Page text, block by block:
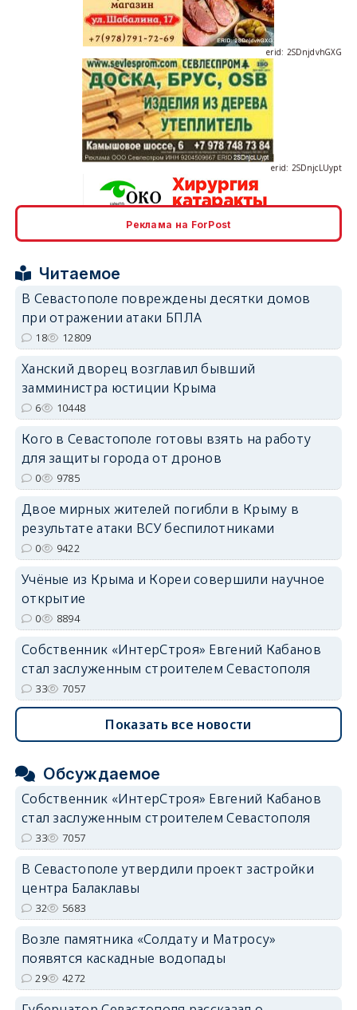
erid: 2SDnjdvhGXG
erid: 2SDnjcrDNw6
Реклама на ForPost
Читаемое
В Севастополе повреждены десятки домов
при отражении атаки БПЛА
18 12809
Ханский дворец возглавил бывший
замминистра юстиции Крыма
6 10448
Кого в Севастополе готовы взять на работу
для защиты города от дронов
0 9785
Двое мирных жителей погибли в Крыму в
результате атаки ВСУ беспилотниками
0 9422
Учёные из Крыма и Кореи совершили научное
открытие
0 8894
Собственник «ИнтерСтроя» Евгений Кабанов
стал заслуженным строителем Севастополя
33 7057
Показать все новости
Обсуждаемое
Собственник «ИнтерСтроя» Евгений Кабанов
стал заслуженным строителем Севастополя
33 7057
В Севастополе утвердили проект застройки
центра Балаклавы
32 5683
Возле памятника «Солдату и Матросу»
появятся каскадные водопады
29 4272